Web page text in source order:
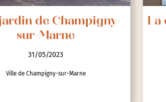
de Champigny-
sur-Marne
31/05/2023
Ville de Champigny-sur-Marne
La